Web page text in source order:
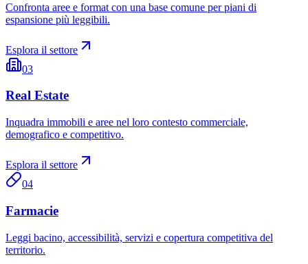
Confronta aree e format con una base comune per piani di
espansione più leggibili.
Esplora il settore
03
Real Estate
Inquadra immobili e aree nel loro contesto commerciale,
demografico e competitivo.
Esplora il settore
04
Farmacie
Leggi bacino, accessibilità, servizi e copertura competitiva del
territorio.